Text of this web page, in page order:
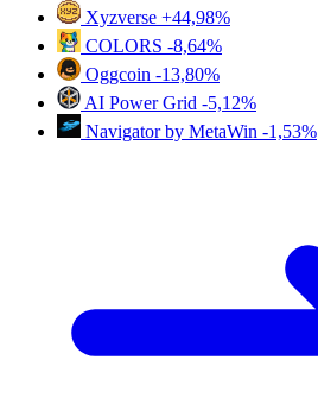
Xyzverse +44,98%
COLORS -8,64%
Oggcoin -13,80%
AI Power Grid -5,12%
Navigator by MetaWin -1,53%